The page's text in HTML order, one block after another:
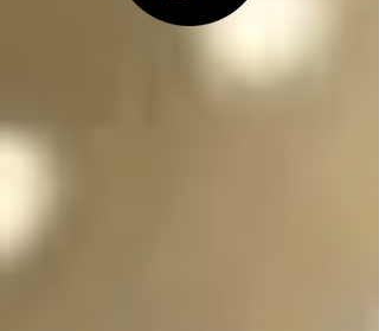
nos encontramos,
(ángeles caídos) y su
es purificar a las almas
de las personas
culpables para